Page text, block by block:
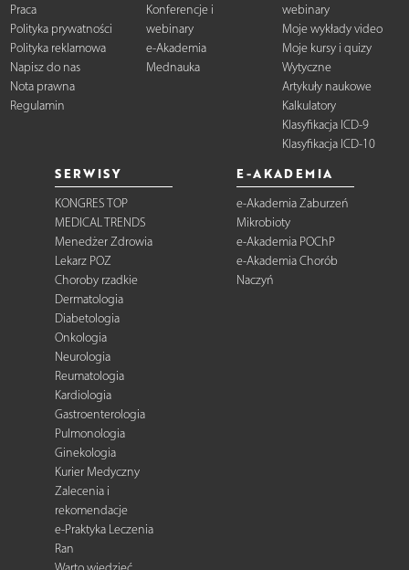
Praca
Polityka prywatności
Polityka reklamowa
Napisz do nas
Nota prawna
Regulamin
Konferencje i
webinary
e-Akademia
Mednauka
webinary
Moje wykłady video
Moje kursy i quizy
Wytyczne
Artykuły naukowe
Kalkulatory
Klasyfikacja ICD-9
Klasyfikacja ICD-10
SERWISY
KONGRES TOP
MEDICAL TRENDS
Menedżer Zdrowia
Lekarz POZ
Choroby rzadkie
Dermatologia
Diabetologia
Onkologia
Neurologia
Reumatologia
Kardiologia
Gastroenterologia
Pulmonologia
Ginekologia
Kurier Medyczny
Zalecenia i
rekomendacje
e-Praktyka Leczenia
Ran
E-AKADEMIA
e-Akademia Zaburzeń
Mikrobioty
e-Akademia POChP
e-Akademia Chorób
Naczyń